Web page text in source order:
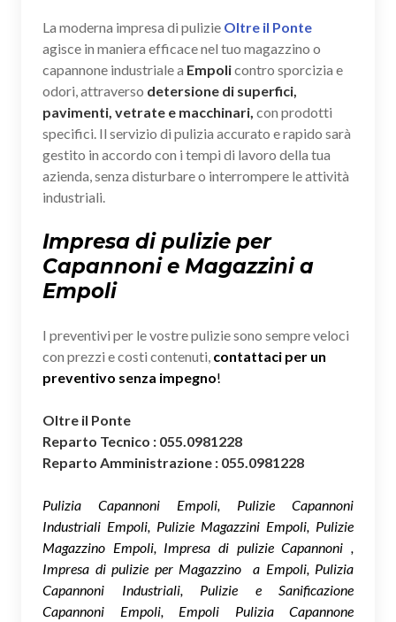
La moderna impresa di pulizie Oltre il Ponte
agisce in maniera efficace nel tuo magazzino o
capannone industriale a Empolicontro sporcizia e
odori, attraverso detersione di superfici,
pavimenti, vetrate e macchinari, con prodotti
specifici. Il servizio di pulizia accurato e rapido sarà
gestito in accordo con i tempi di lavoro della tua
azienda, senza disturbare o interrompere le attività
industriali.
Impresa di pulizie per
Capannoni e Magazzini a
Empoli
I preventivi per le vostre pulizie sono sempre veloci
con prezzi e costi contenuti, contattaci per un
preventivo senza impegno!
Oltre il Ponte
Reparto Tecnico : 055.0981228
Reparto Amministrazione : 055.0981228
Pulizia Capannoni Empoli, Pulizie Capannoni
Industriali Empoli, Pulizie Magazzini Empoli, Pulizie
Magazzino Empoli, Impresa di pulizie Capannoni ,
Impresa di pulizie per Magazzino a Empoli, Pulizia
Capannoni Industriali, Pulizie e Sanificazione
Capannoni Empoli, Empoli Pulizia Capannone